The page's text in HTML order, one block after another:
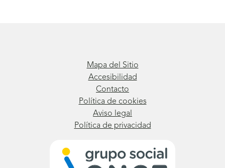
Mapa del Sitio
Accesibilidad
Contacto
Política de cookies
Aviso legal
Política de privacidad